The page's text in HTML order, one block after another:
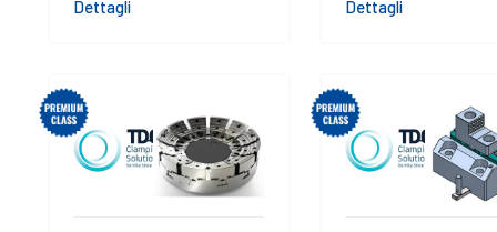
Dettagli Dettagli